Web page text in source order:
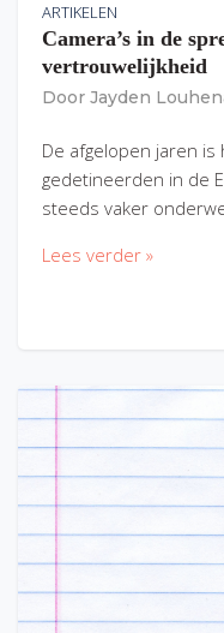
ARTIKELEN
Camera’s in de
vertrouwelijkheid
Door Jayden
De afgelopen jaren
gedetineerden in de
steeds vaker
Lees verder »